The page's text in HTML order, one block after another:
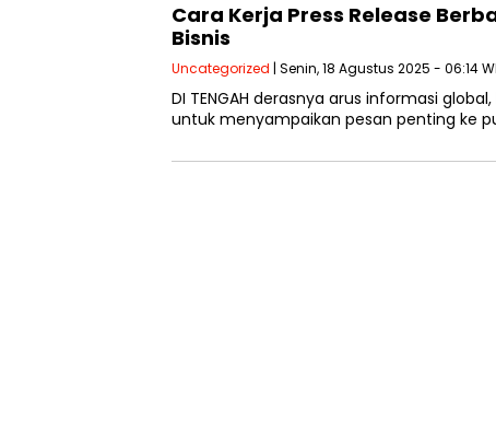
Cara Kerja Press Release
Bisnis
Uncategorized | Senin, 18 Agustus 2025 - 06:14
DI TENGAH derasnya arus informasi
untuk menyampaikan pesan penting ke